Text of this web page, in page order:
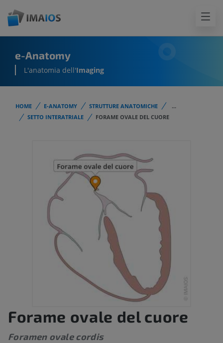
e-Anatomy
L'anatomia dell'Imaging
HOME E-ANATOMY STRUTTURE ANATOMICHE
...
SETTO INTERATRIALE
FORAME OVALE DEL CUORE
Forame ovale del cuore
Foramen ovale cordis